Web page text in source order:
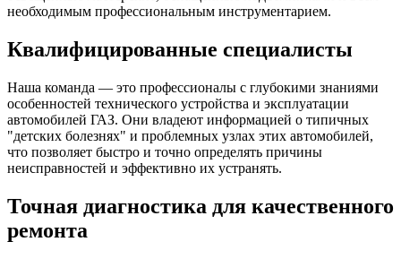
необходимым профессиональным инструментарием.
Квалифицированные специалисты
Наша команда — это профессионалы с глубокими знаниями
особенностей технического устройства и эксплуатации
автомобилей ГАЗ. Они владеют информацией о типичных
"детских болезнях" и проблемных узлах этих автомобилей,
что позволяет быстро и точно определять причины
неисправностей и эффективно их устранять.
Точная диагностика для качественного
ремонта